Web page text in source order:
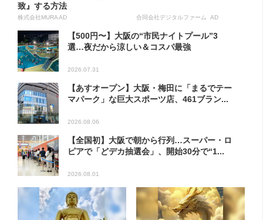
致』する方法
株式会社MURA AD 合同会社デジタルファーム AD
【500円〜】大阪の“市民ナイトプール”3
選…夜だから涼しい＆コスパ最強
2026.07.31
【あすオープン】大阪・梅田に「まるでテー
マパーク」な巨大スポーツ店、461ブラン...
2026.08.06
【全国初】大阪で朝から行列…スーパー・ロ
ピアで「どデカ抽選会」、開始30分で“1...
2026.08.01